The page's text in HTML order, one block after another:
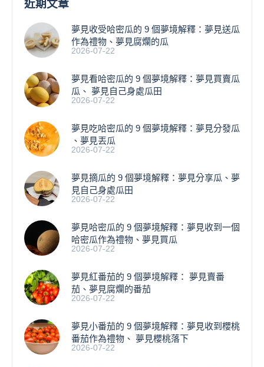
近期文章
夢見收受哈密瓜的 9 個夢境解釋：夢見送瓜
作為禮物、夢見腐爛的瓜
2026-07-22
夢見看哈密瓜的 9 個夢境解釋：夢見買賣瓜
瓜、 夢見自己身處瓜田
2026-07-22
夢見吃哈密瓜的 9 個夢境解釋：夢見分發瓜
、夢見丟瓜
2026-07-22
夢見摘瓜的 9 個夢境解釋：夢見分享瓜、夢
見自己身處瓜田
2026-07-22
夢見哈密瓜的 9 個夢境解釋：夢見收到一個
哈密瓜作為禮物、夢見買瓜
2026-07-22
夢見紅番茄的 9 個夢境解釋： 夢見賣番
茄、夢見腐爛的番茄
2026-07-22
​夢見小番茄的 9 個夢境解釋：夢見收到櫻桃
番茄作為禮物、 夢見櫻桃落下
2026-07-22